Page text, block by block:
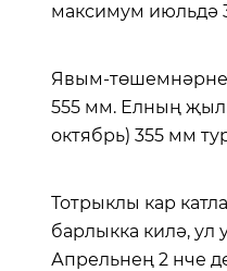
максимум июльдә
Явым-
555 мм. Елның
октябрь) 355 мм
Тотрыклы кар
барлыкка килә, ул
Апрельнең 2 нче